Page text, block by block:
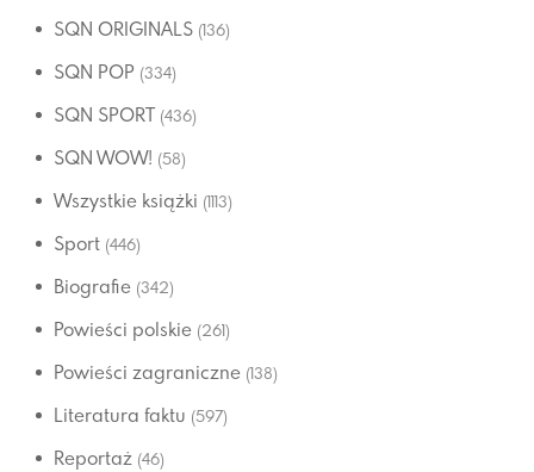
SQN ORIGINALS (136)
SQN POP (334)
SQN SPORT (436)
SQN WOW! (58)
Wszystkie książki (1113)
Sport (446)
Biografie (342)
Powieści polskie (261)
Powieści zagraniczne (138)
Literatura faktu (597)
Reportaż (46)